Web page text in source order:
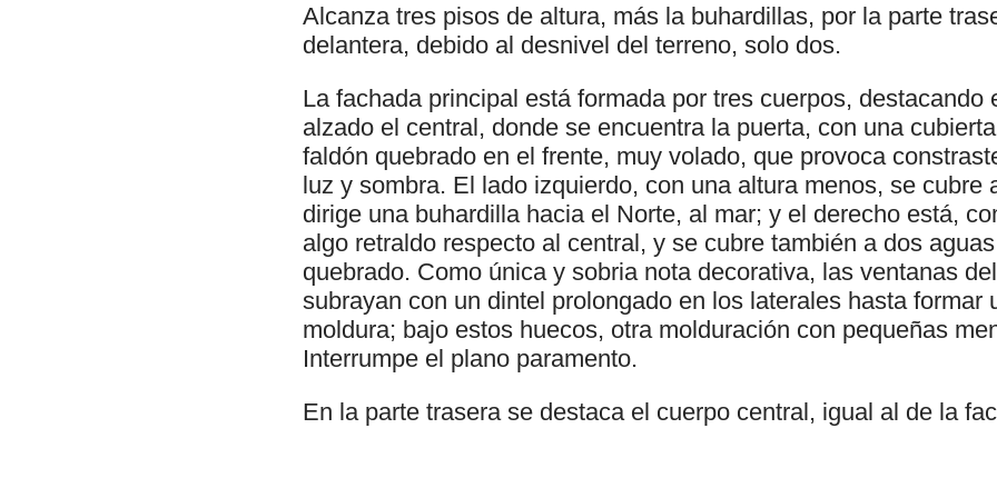
Alcanza tres pisos de altura, más la buhardillas, por la parte
delantera, debido al desnivel del terreno, solo dos.
La fachada principal está formada por tres cuerpos, destacando
alzado el central, donde se encuentra la puerta, con una
faldón quebrado en el frente, muy volado, que provoca
luz y sombra. El lado izquierdo, con una altura menos, se cubre
dirige una buhardilla hacia el Norte, al mar; y el derecho está,
algo retraldo respecto al central, y se cubre también a dos
quebrado. Como única y sobria nota decorativa, las ventanas
subrayan con un dintel prolongado en los laterales hasta formar
moldura; bajo estos huecos, otra molduración con pequeñas
Interrumpe el plano paramento.
En la parte trasera se destaca el cuerpo central, igual al de la